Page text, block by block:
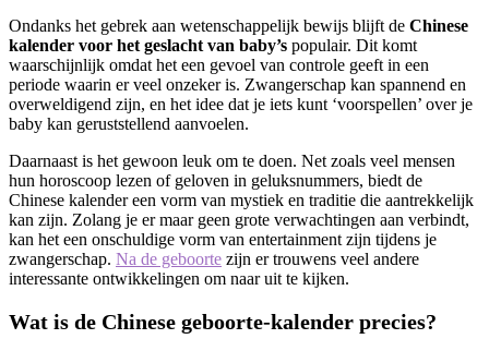
Ondanks het gebrek aan wetenschappelijk bewijs blijft de Chinese
kalender voor het geslacht van baby’s populair. Dit komt
waarschijnlijk omdat het een gevoel van controle geeft in een
periode waarin er veel onzeker is. Zwangerschap kan spannend en
overweldigend zijn, en het idee dat je iets kunt ‘voorspellen’ over je
baby kan geruststellend aanvoelen.
Daarnaast is het gewoon leuk om te doen. Net zoals veel mensen
hun horoscoop lezen of geloven in geluksnummers, biedt de
Chinese kalender een vorm van mystiek en traditie die aantrekkelijk
kan zijn. Zolang je er maar geen grote verwachtingen aan verbindt,
kan het een onschuldige vorm van entertainment zijn tijdens je
zwangerschap. Na de geboorte zijn er trouwens veel andere
interessante ontwikkelingen om naar uit te kijken.
Wat is de Chinese geboorte‑kalender precies?